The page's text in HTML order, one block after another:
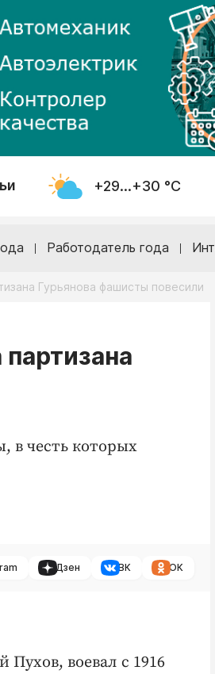
+29...+30 °С
Работодатель года
Гурьянова фашисты повесили
в честь которых
Дзен ВК ОК
воевал с 1916